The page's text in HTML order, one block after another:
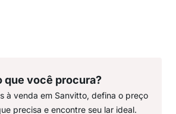
que você procura?
à venda em Sanvitto, defina o preço
precisa e encontre seu lar ideal.